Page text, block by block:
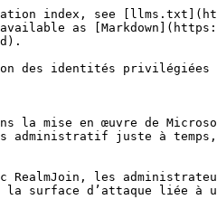
index, see
as
des identités privilégiées
la mise en œuvre de
administratif juste à
RealmJoin, les
surface d’attaque liée à